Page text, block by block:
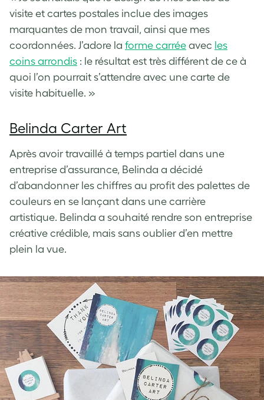
visite et cartes postales inclue des images
marquantes de mon travail, ainsi que mes
coordonnées. J’adore la forme carrée avec les
coins arrondis : le résultat est très différent de ce à
quoi l’on pourrait s’attendre avec une carte de
visite habituelle. »
Belinda Carter Art
Après avoir travaillé à temps partiel dans une
entreprise d’assurance, Belinda a décidé
d’abandonner les chiffres au profit des palettes de
couleurs en se lançant dans une carrière
artistique. Belinda a souhaité rendre son entreprise
créative crédible, mais sans oublier d’en mettre
plein la vue.